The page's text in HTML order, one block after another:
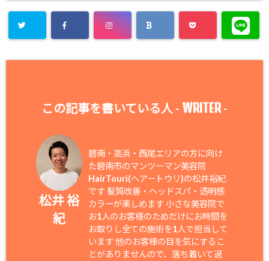
この記事を書いている人 - WRITER-
松井 裕
紀
碧南・高浜・西尾エリアの方に向け
た碧南市のマンツーマン美容院
HairTouri(ヘアートウリ)の松井裕紀
です 髪質改善・ヘッドスパ・透明感
カラーが楽しめます 小さな美容院で
お1人のお客様のためだけにお時間を
お取りし全ての施術を1人で担当して
います 他のお客様の目を気にするこ
とがありませんので、落ち着いて過